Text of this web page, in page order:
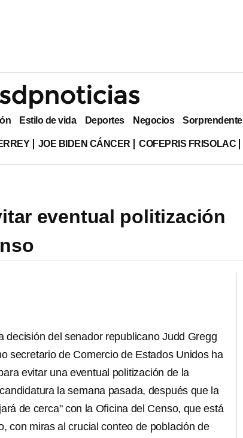
Estilo de vida Deportes Negocios Sorprendente
JOE BIDEN CÁNCER COFEPRIS FRISOLAC
eventual politización
decisión del senador republicano Judd Gregg
secretario de Comercio de Estados Unidos ha
evitar una eventual politización de la
la semana pasada, después que la
de cerca" con la Oficina del Censo, que está
con miras al crucial conteo de población de